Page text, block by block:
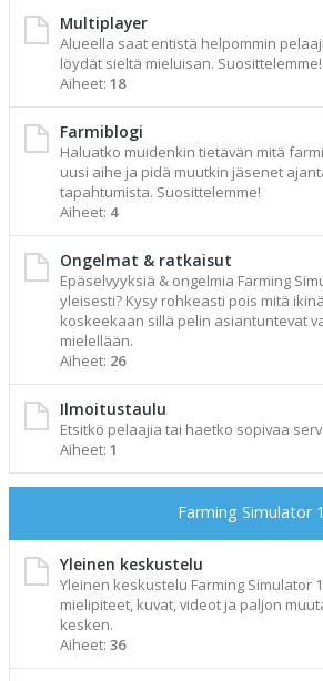
Multiplayer
Alueella saat entistä helpommin
löydät sieltä mieluisan. Suosittelemme!
Aiheet: 18
Farmiblogi
Haluatko muidenkin tietävän mitä
uusi aihe ja pidä muutkin jäsenet
tapahtumista. Suosittelemme!
Aiheet: 4
Ongelmat & ratkaisut
Epäselvyyksiä & ongelmia Farming
yleisesti? Kysy rohkeasti pois mitä
koskeekaan sillä pelin asiantuntevat
mielellään.
Aiheet: 26
Ilmoitustaulu
Etsitkö pelaajia tai haetko sopivaa
Aiheet: 1
Farming Simulator
Yleinen keskustelu
Yleinen keskustelu Farming Simulator
mielipiteet, kuvat, videot ja paljon
kesken.
Aiheet: 36